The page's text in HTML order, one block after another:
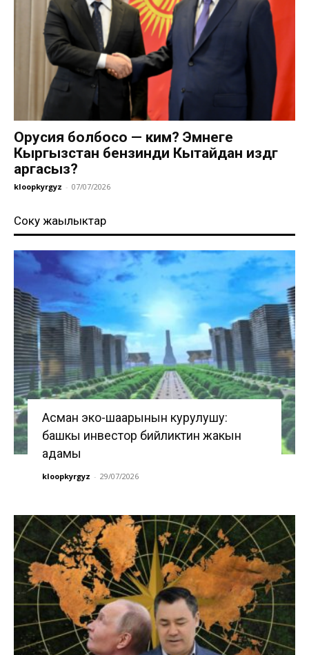
Орусия болбосо — ким? Эмнеге
Кыргызстан бензинди Кытайдан издөөгө
аргасыз?
kloopkyrgyz - 07/07/2026
Соңку жаңылыктар
Асман эко-шаарынын курулушу:
башкы инвестор бийликтин жакын
адамы
kloopkyrgyz - 29/07/2026